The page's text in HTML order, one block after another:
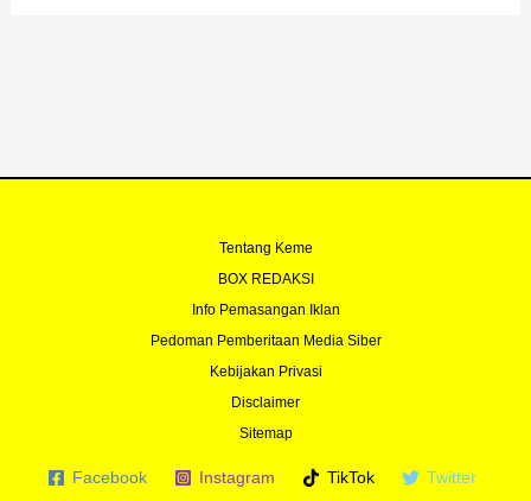
Tentang Keme
BOX REDAKSI
Info Pemasangan Iklan
Pedoman Pemberitaan Media Siber
Kebijakan Privasi
Disclaimer
Sitemap
Facebook Instagram TikTok
Twitter